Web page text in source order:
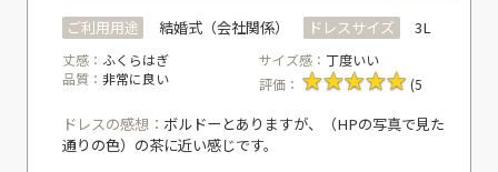
ご利用用途 結婚式（会社関係） ドレスサイズ 3L
丈感： ふくらはぎ サイズ感：丁度いい
品質： 非常に良い 評価： (5
ドレスの感想： ボルドーとありますが、（HPの写真で見た
通りの色）の茶に近い感じです。